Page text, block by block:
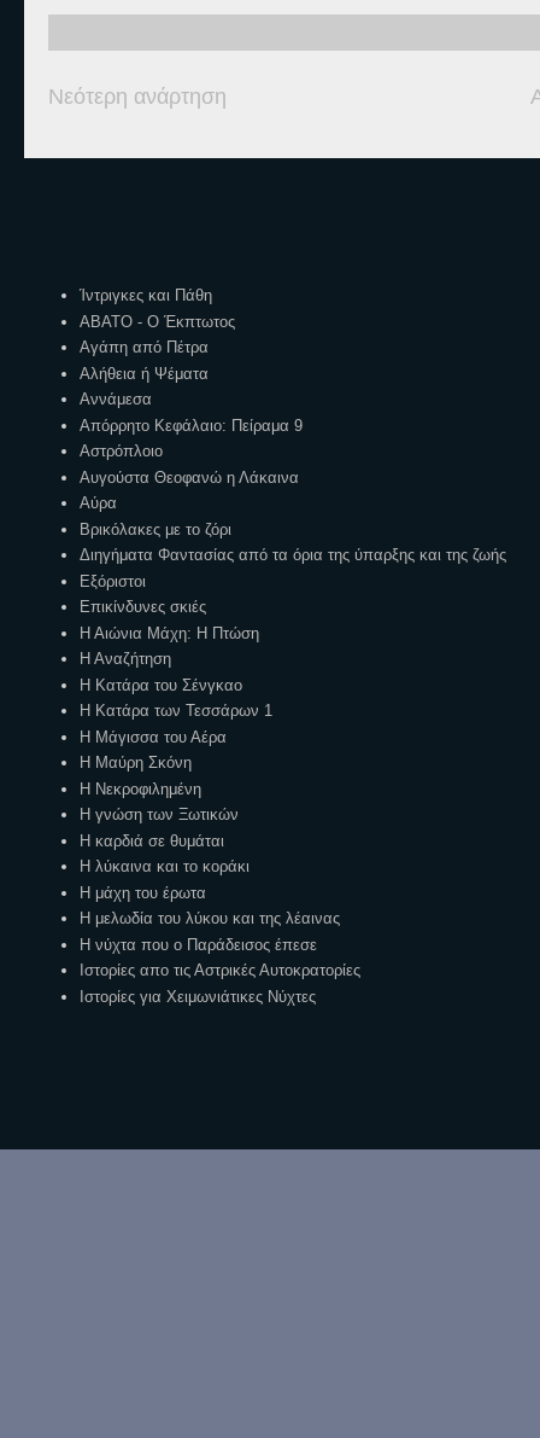
Νεότερη ανάρτηση
Ίντριγκες και Πάθη
ΑΒΑΤΟ - Ο Έκπτωτος
Αγάπη από Πέτρα
Αλήθεια ή Ψέματα
Αννάμεσα
Απόρρητο Κεφάλαιο: Πείραμα 9
Αστρόπλοιο
Αυγούστα Θεοφανώ η Λάκαινα
Αύρα
Βρικόλακες με το ζόρι
Διηγήματα Φαντασίας από τα όρια της ύπαρξης και της ζωής
Εξόριστοι
Επικίνδυνες σκιές
Η Αιώνια Μάχη: Η Πτώση
Η Αναζήτηση
Η Κατάρα του Σένγκαο
Η Κατάρα των Τεσσάρων 1
Η Μάγισσα του Αέρα
Η Μαύρη Σκόνη
Η Νεκροφιλημένη
Η γνώση των Ξωτικών
Η καρδιά σε θυμάται
Η λύκαινα και το κοράκι
Η μάχη του έρωτα
Η μελωδία του λύκου και της λέαινας
Η νύχτα που ο Παράδεισος έπεσε
Ιστορίες απο τις Αστρικές Αυτοκρατορίες
Ιστορίες για Χειμωνιάτικες Νύχτες